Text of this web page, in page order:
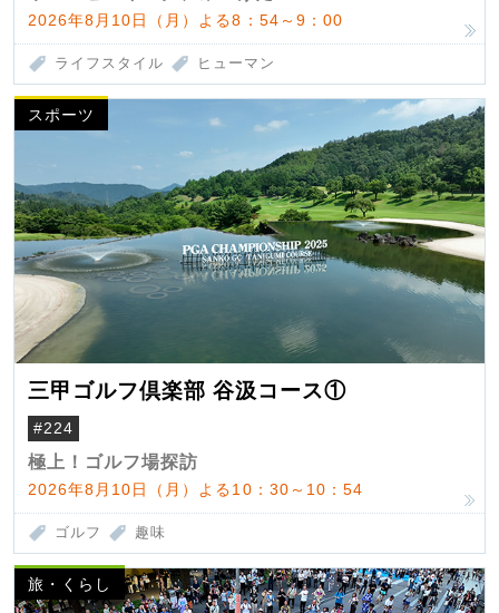
2026年8月10日（月）よる8：54～9：00
ライフスタイル ヒューマン
スポーツ
三甲ゴルフ倶楽部 谷汲コース①
#224
極上！ゴルフ場探訪
2026年8月10日（月）よる10：30～10：54
ゴルフ 趣味
旅・くらし